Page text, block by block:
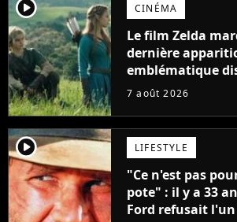
player2 CINÉMA
Le film Zelda
dernière
emblématique
7 août 2026
player2 LIFESTYLE
"Ce n'est pas
pote" : il y a 33
Ford refusait